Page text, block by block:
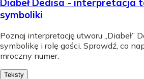
Diabeł Dedisa - interpretacja
symboliki
Poznaj interpretację utworu „Diabeł”
symbolikę i rolę gości. Sprawdź, co
mroczny numer.
Teksty